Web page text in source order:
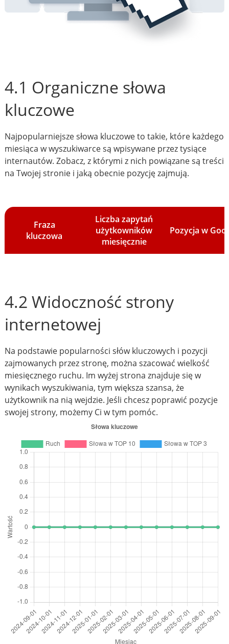
4.1 Organiczne słowa
kluczowe
Najpopularniejsze słowa kluczowe to takie, które każdego
miesiąca w wyszukiwarce są wpisywane przez tysiące
internautów. Zobacz, z którymi z nich powiązane są treści
na Twojej stronie i jaką obecnie pozycję zajmują.
Fraza
kluczowa
Liczba zapytań
użytkowników
miesięcznie
Pozycja w
4.2 Widoczność strony
internetowej
Na podstawie popularności słów kluczowych i pozycji
zajmowanych przez stronę, można szacować wielkość
miesięcznego ruchu. Im wyżej strona znajduje się w
wynikach wyszukiwania, tym większa szansa, że
użytkownik na nią wejdzie. Jeśli chcesz poprawić pozycje
swojej strony, możemy Ci w tym pomóc.